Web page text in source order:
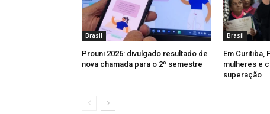
Brasil
Prouni 2026: divulgado resultado de
nova chamada para o 2º semestre
Brasil
Em Curitiba,
mulheres e
superação